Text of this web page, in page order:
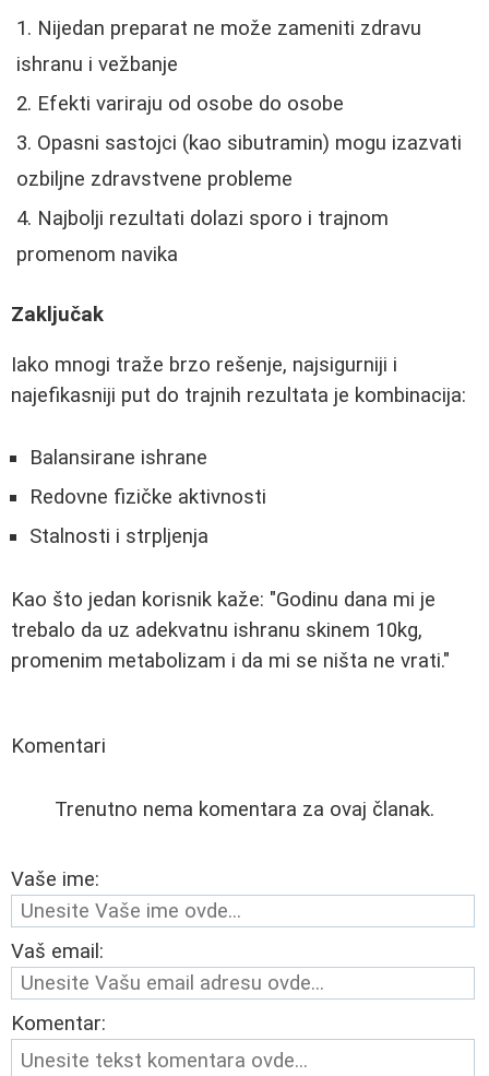
Nijedan preparat ne može zameniti zdravu
ishranu i vežbanje
Efekti variraju od osobe do osobe
Opasni sastojci (kao sibutramin) mogu izazvati
ozbiljne zdravstvene probleme
Najbolji rezultati dolazi sporo i trajnom
promenom navika
Zaključak
Iako mnogi traže brzo rešenje, najsigurniji i
najefikasniji put do trajnih rezultata je kombinacija:
Balansirane ishrane
Redovne fizičke aktivnosti
Stalnosti i strpljenja
Kao što jedan korisnik kaže: "Godinu dana mi je
trebalo da uz adekvatnu ishranu skinem 10kg,
promenim metabolizam i da mi se ništa ne vrati."
Komentari
Trenutno nema komentara za ovaj članak.
Vaše ime:
Vaš email:
Komentar: